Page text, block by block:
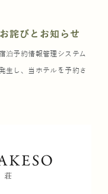
詫びとお知らせ
泊予約情報管理システム
生し、当ホテルを予約さ